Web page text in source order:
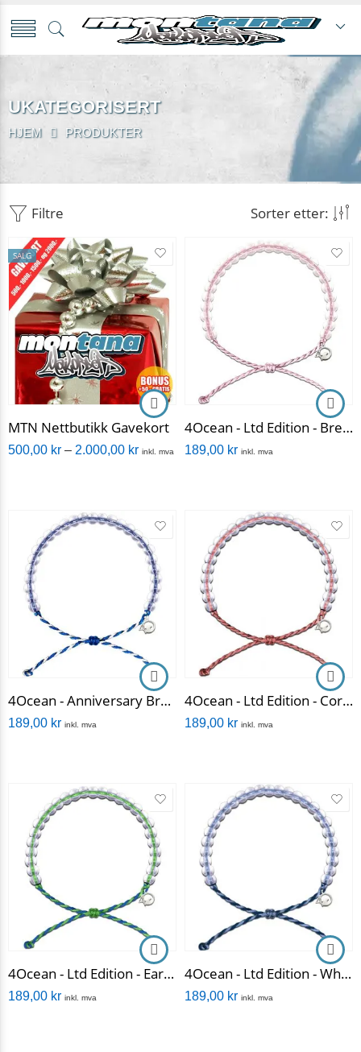
UKATEGORISERT
HJEM PRODUKTER
Filtre Sorter etter:
SALG
MTN Nettbutikk Gavekort
500,00 kr – 2.000,00 kr inkl. mva
4Ocean - Ltd Edition - Breast Cancer Awareness Bracelet
189,00 kr inkl. mva
4Ocean - Anniversary Bracelet
189,00 kr inkl. mva
4Ocean - Ltd Edition - Coral Reefs
189,00 kr inkl. mva
4Ocean - Ltd Edition - Earth Day
189,00 kr inkl. mva
4Ocean - Ltd Edition - Whales
189,00 kr inkl. mva